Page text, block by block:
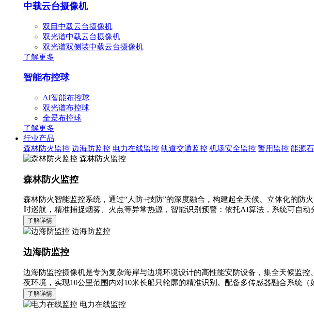
中载云台摄像机
双目中载云台摄像机
双光谱中载云台摄像机
双光谱双侧装中载云台摄像机
了解更多
智能布控球
AI智能布控球
双光谱布控球
全景布控球
了解更多
行业产品
森林防火监控 边海防监控 电力在线监控 轨道交通监控 机场安全监控 警用监控 能源
森林防火监控
森林防火监控
森林防火智能监控系统，通过“人防+技防”的深度融合，构建起全天候、立体化的防
时巡航，精准捕捉烟雾、火点等异常热源，智能识别预警：依托AI算法，系统可自
了解详情
边海防监控
边海防监控
边海防监控摄像机是专为复杂海岸与边境环境设计的高性能安防设备，集全天候监
夜环境，实现10公里范围内对10米长船只轮廓的精准识别。配备多传感器融合系统
了解详情
电力在线监控